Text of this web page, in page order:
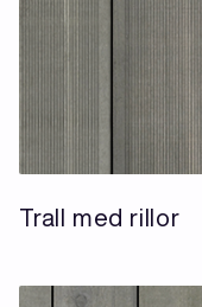
Trall med rillor